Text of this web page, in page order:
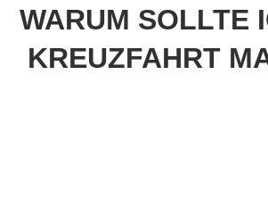
WARUM SOLLTE
KREUZFAHRT